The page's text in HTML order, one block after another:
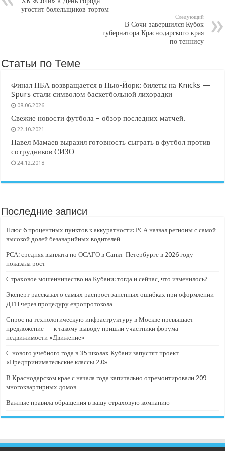
угостит болельщиков тортом
Следующий
В Сочи завершился Кубок
губернатора Краснодарского края
по теннису
Статьи по Теме
Финал НБА возвращается в Нью-Йорк: билеты на Knicks —
Spurs стали символом баскетбольной лихорадки
08.06.2026
Свежие новости футбола – обзор последних матчей.
22.10.2021
Павел Мамаев выразил готовность сыграть в футбол против
сотрудников СИЗО
24.12.2018
Последние записи
Плюс 6 процентных пунктов к аккуратности: РСА назвал регионы с самой
высокой долей безаварийных водителей
РСА: средняя выплата по ОСАГО в Санкт-Петербурге в 2026 году
показала рост
Страховое мошенничество на Кубани: тогда и сейчас, что изменилось?
Эксперт рассказал о самых распространенных ошибках при оформлении
ДТП через процедуру европротокола
Спрос на технологическую инфраструктуру в Москве превышает
предложение — к такому выводу пришли участники форума
недвижимости «Движение»
С нового учебного года в 35 школах Кубани запустят проект
«Предпринимательские классы 2.0»
В Краснодарском крае с начала года капитально отремонтировали 209
многоквартирных домов
Важные правила обращения в вашу страховую компанию